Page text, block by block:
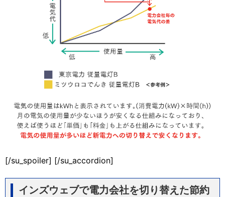
[/su_spoiler] [/su_accordion]
インズウェブで電力会社を切り替えた節約